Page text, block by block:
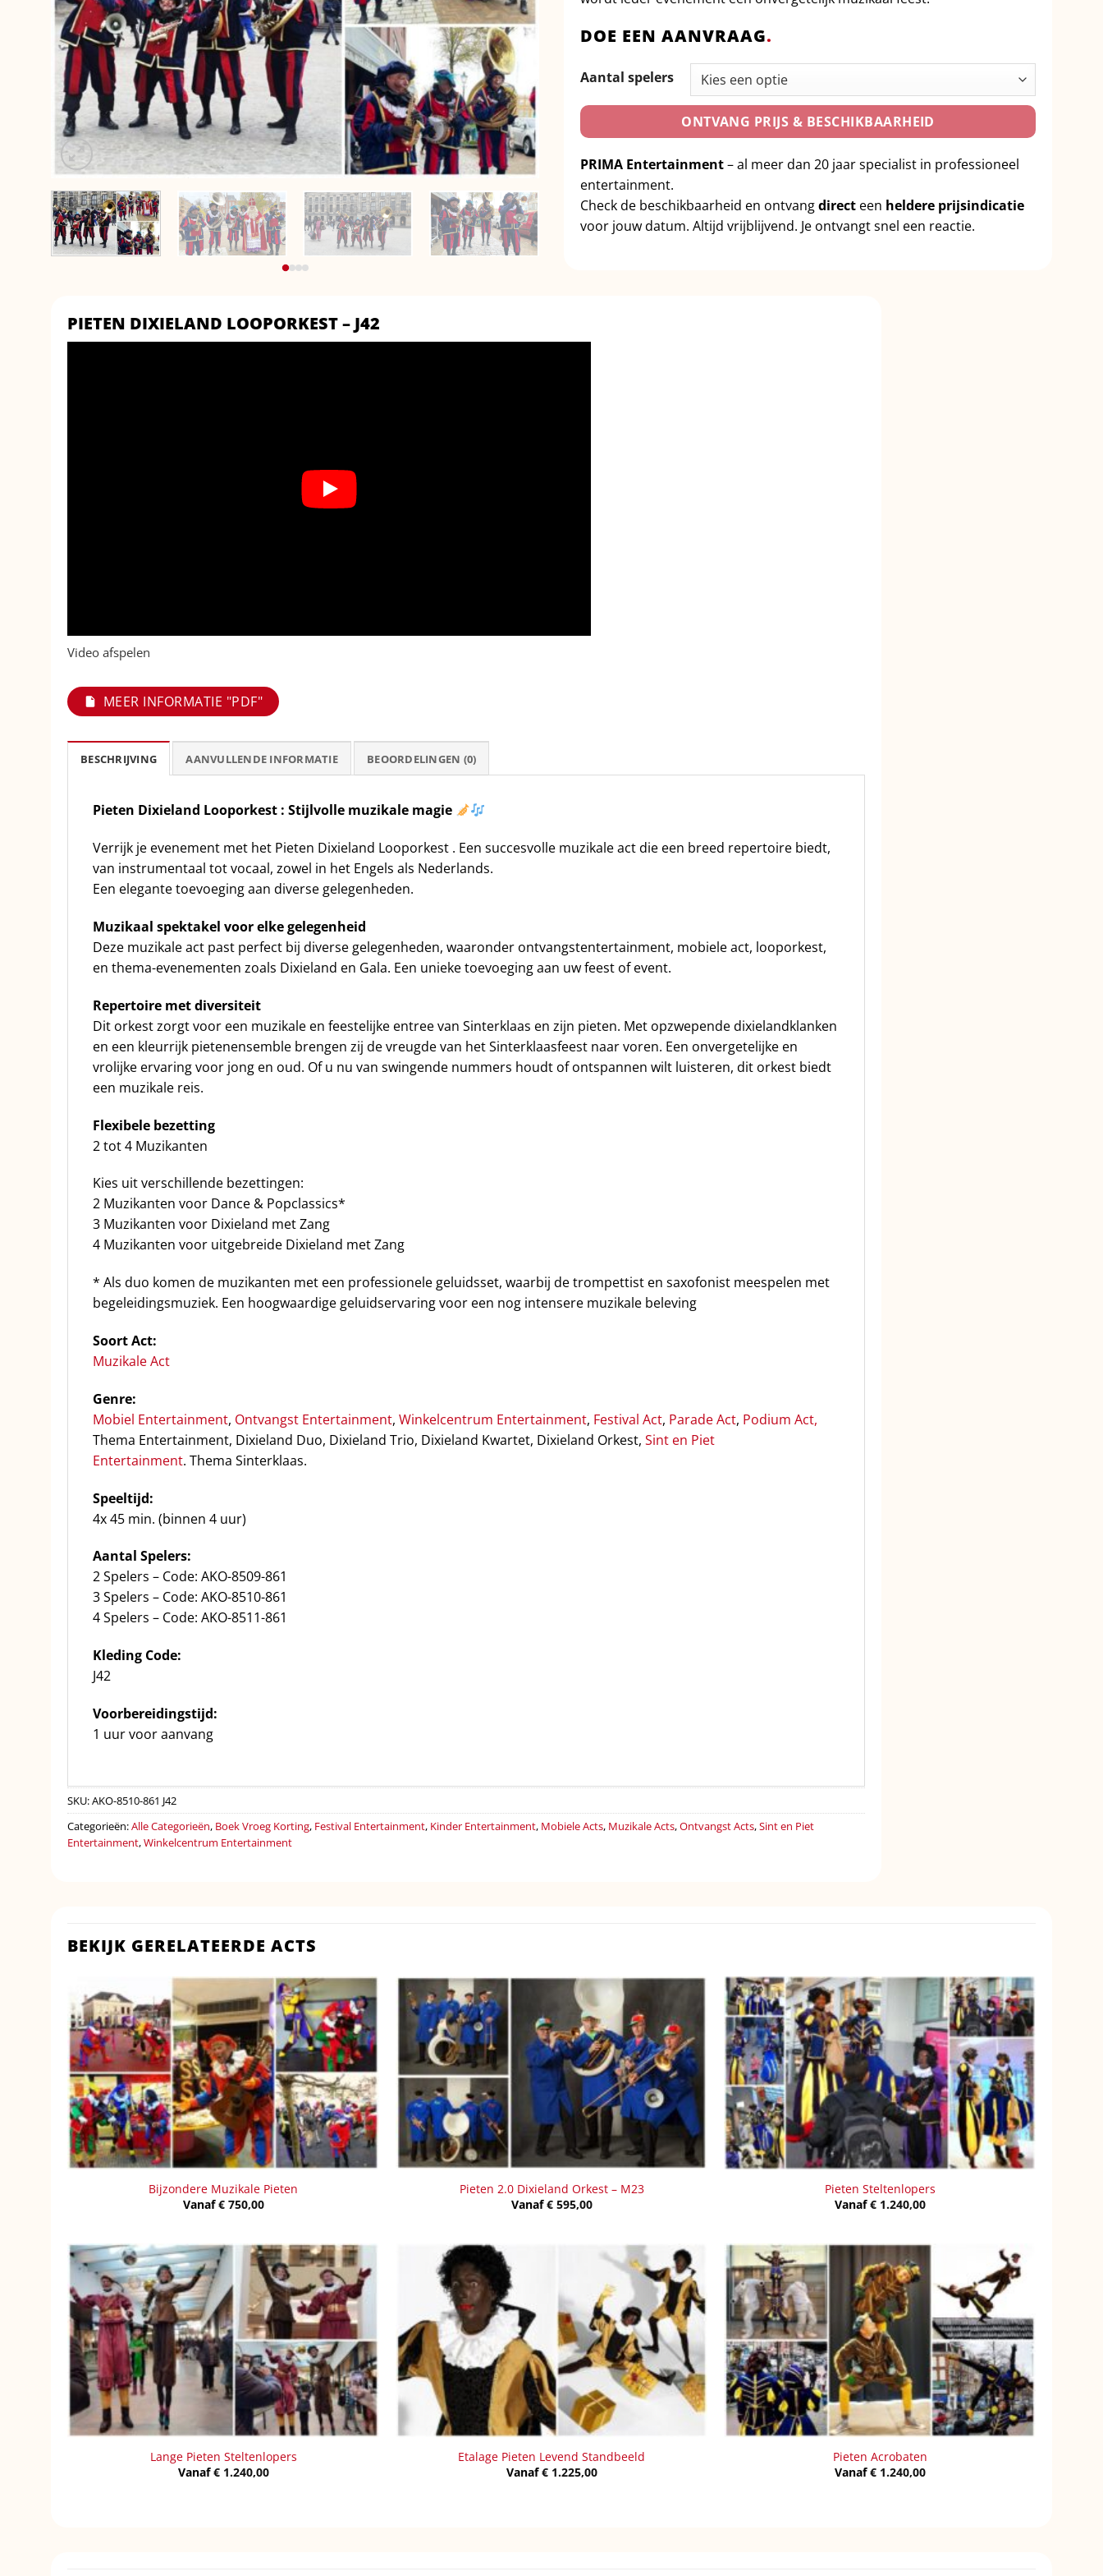
DOE EEN AANVRAAG.
Aantal spelers
ONTVANG PRIJS & BESCHIKBAARHEID
PRIMA Entertainment– al meer dan 20 jaar specialist in professioneel
entertainment.
Check de beschikbaarheid en ontvangdirect een heldere prijsindicatie
voor jouw datum. Altijd vrijblijvend. Je ontvangt snel een reactie.
PIETEN DIXIELAND LOOPORKEST – J42
Video afspelen
MEER INFORMATIE "PDF"
BESCHRIJVING AANVULLENDE INFORMATIE BEOORDELINGEN (0)
Pieten Dixieland Looporkest : Stijlvolle muzikale magie
Verrijk je evenement met het Pieten Dixieland Looporkest . Een succesvolle muzikale act die een breed repertoire biedt,
van instrumentaal tot vocaal, zowel in het Engels als Nederlands.
Een elegante toevoeging aan diverse gelegenheden.
Muzikaal spektakel voor elke gelegenheid
Deze muzikale act past perfect bij diverse gelegenheden, waaronder ontvangstentertainment, mobiele act, looporkest,
en thema-evenementen zoals Dixieland en Gala. Een unieke toevoeging aan uw feest of event.
Repertoire met diversiteit
Dit orkest zorgt voor een muzikale en feestelijke entree van Sinterklaas en zijn pieten. Met opzwepende dixielandklanken
en een kleurrijk pietenensemble brengen zij de vreugde van het Sinterklaasfeest naar voren. Een onvergetelijke en
vrolijke ervaring voor jong en oud. Of u nu van swingende nummers houdt of ontspannen wilt luisteren, dit orkest biedt
een muzikale reis.
Flexibele bezetting
2 tot 4 Muzikanten
Kies uit verschillende bezettingen:
2 Muzikanten voor Dance & Popclassics*
3 Muzikanten voor Dixieland met Zang
4 Muzikanten voor uitgebreide Dixieland met Zang
* Als duo komen de muzikanten met een professionele geluidsset, waarbij de trompettist en saxofonist meespelen met
begeleidingsmuziek. Een hoogwaardige geluidservaring voor een nog intensere muzikale beleving
Soort Act:
Muzikale Act
Genre:
Mobiel Entertainment, Ontvangst Entertainment, Winkelcentrum Entertainment, Festival Act, Parade Act, Podium Act,
Thema Entertainment, Dixieland Duo, Dixieland Trio, Dixieland Kwartet, Dixieland Orkest, Sint en Piet
Entertainment. Thema Sinterklaas.
Speeltijd:
4x 45 min. (binnen 4 uur)
Aantal Spelers:
2 Spelers – Code: AKO-8509-861
3 Spelers – Code: AKO-8510-861
4 Spelers – Code: AKO-8511-861
Kleding Code:
J42
Voorbereidingstijd:
1 uur voor aanvang
SKU:AKO-8510-861 J42
Categorieën:Alle Categorieën, Boek Vroeg Korting, Festival Entertainment, Kinder Entertainment, Mobiele Acts, Muzikale Acts,Ontvangst Acts,Sint en Piet
Entertainment,Winkelcentrum Entertainment
BEKIJK GERELATEERDE ACTS
Bijzondere Muzikale Pieten
Vanaf€750,00
Pieten 2.0 Dixieland Orkest – M23
Vanaf€595,00
Pieten Steltenlopers
Vanaf€1.240,00
Lange Pieten Steltenlopers
Vanaf€1.240,00
Etalage Pieten Levend Standbeeld
Vanaf€1.225,00
Pieten Acrobaten
Vanaf€1.240,00